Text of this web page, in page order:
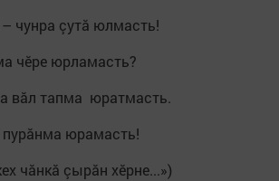
чунра çутă юлмасть!
чӗре юрламасть?
вăл тапма юратмасть.
пурăнма юрамасть!
чăнкă çырăн хӗрне...»)